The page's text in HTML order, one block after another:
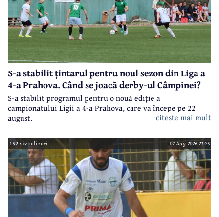
S-a stabilit țintarul pentru noul sezon din Liga a
4-a Prahova. Când se joacă derby-ul Câmpinei?
S-a stabilit programul pentru o nouă ediție a
campionatului Ligii a 4-a Prahova, care va începe pe 22
august.
citeste mai mult
152 vizualizari 07 Aug 2026 21:25